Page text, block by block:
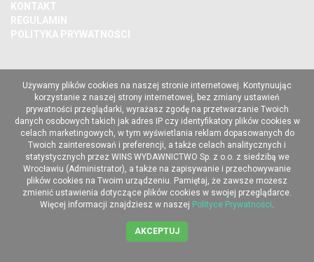
KONTAKT
REGULAMIN
POLITYKA PRYWATNOŚCI
Używamy plików cookies na naszej stronie internetowej. Kontynuując
korzystanie z naszej strony internetowej, bez zmiany ustawień
prywatności przeglądarki, wyrażasz zgodę na przetwarzanie Twoich
danych osobowych takich jak adres IP czy identyfikatory plików cookies w
celach marketingowych, w tym wyświetlania reklam dopasowanych do
Twoich zainteresowań i preferencji, a także celach analitycznych i
statystycznych przez WINS WYDAWNICTWO Sp. z o.o. z siedzibą we
Wrocławiu (Administrator), a także na zapisywanie i przechowywanie
plików cookies na Twoim urządzeniu. Pamiętaj, że zawsze możesz
zmienić ustawienia dotyczące plików cookies w swojej przeglądarce.
Więcej informacji znajdziesz w naszej Polityce Prywatności.
AKCEPTUJ